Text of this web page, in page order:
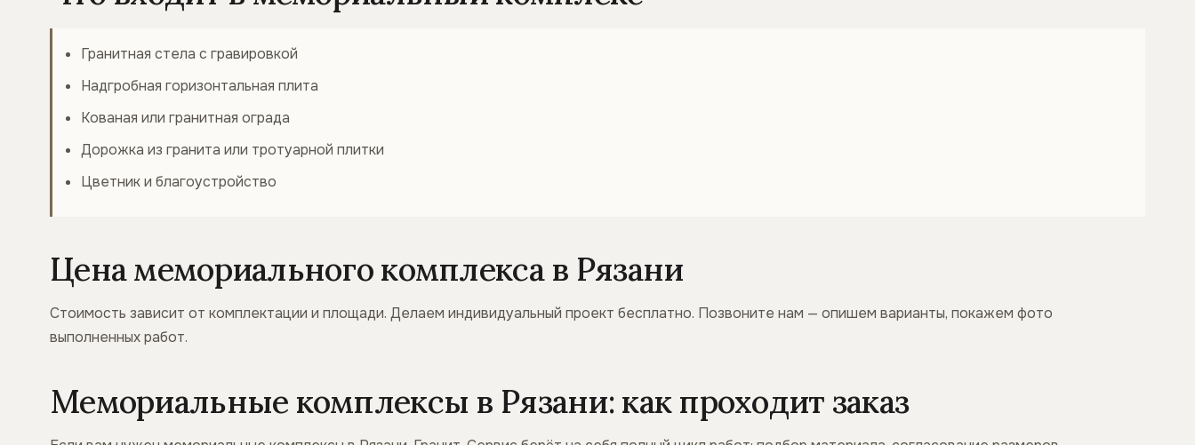
Гранитная стела с гравировкой
Надгробная горизонтальная плита
Кованая или гранитная ограда
Дорожка из гранита или тротуарной плитки
Цветник и благоустройство
Цена мемориального комплекса в Рязани
Стоимость зависит от комплектации и площади. Делаем индивидуальный проект бесплатно. Позвоните нам — опишем варианты, покажем фото
выполненных работ.
Мемориальные комплексы в Рязани: как проходит заказ